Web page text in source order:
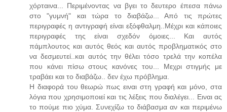
χόρταινα... Περιμένοντας να βγει το δευτερο έπεσα πάνω
στο "γυμνή" και τώρα το διαβάζω... Από τις πρώτες
περιγραφές η αντιγραφή είναι εξόφθαλμη..Μέχρι και κάποιες
περιγραφές της είναι σχεδόν όμοιες... Και αυτός
πάμπλουτος και αυτός θεός και αυτός προβληματικός στο
να δεσμευτεί..και αυτός την θέλει τόσο τρελά την κοπέλα
που κάνει πίσω στους κανόνες του... Μεχρι στιγμής με
τραβάει και το διαβάζω.. δεν έχω πρόβλημα.
Η διαφορά του θεωρώ πως ειναι στη γραφή και μόνο, στα
λόγια που χρησιμοποιεί και τις λέξεις που διαλέγει... Ειναι ας
το πούμε πιο χύμα. Συνεχίζω το διάβασμα αν και περιμένω